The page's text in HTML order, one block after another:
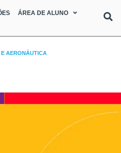
ÁREA DE ALUNO
AERONÁUTICA